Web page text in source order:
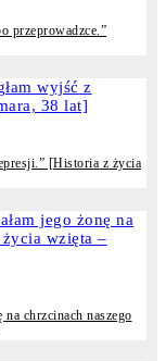
przeprowadzce.”
[Historia z życia
na chrzcinach naszego